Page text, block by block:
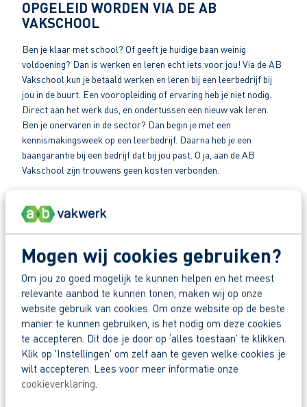
Mogen wij cookies gebruiken?
Om jou zo goed mogelijk te kunnen helpen en het meest
relevante aanbod te kunnen tonen, maken wij op onze
website gebruik van cookies. Om onze website op de beste
manier te kunnen gebruiken, is het nodig om deze cookies
te accepteren. Dit doe je door op ‘alles toestaan’ te klikken.
Klik op 'Instellingen' om zelf aan te geven welke cookies je
wilt accepteren. Lees voor meer informatie onze
cookieverklaring.
OPGELEID WORDEN VIA DE AB
VAKSCHOOL
Ben je klaar met school? Of geeft je huidige baan weinig
voldoening? Dan is werken en leren echt iets voor jou! Via de AB
Vakschool kun je betaald werken en leren bij een leerbedrijf bij
jou in de buurt. Een vooropleiding of ervaring heb je niet nodig.
Direct aan het werk dus, en ondertussen een nieuw vak leren.
Ben je onervaren in de sector? Dan begin je met een
kennismakingsweek op een leerbedrijf. Daarna heb je een
baangarantie bij een bedrijf dat bij jou past. O ja, aan de AB
Vakschool zijn trouwens geen kosten verbonden.
EEN BAAN IN DE BLOEMBOLLEN
Het telen van bloembollen is precies werk. Voor
gewasbescherming, beoordeling, selectie en het ontwikkelen van
nieuwe teeltmethoden zijn vakmensen nodig. Werknemers met
verstand van zaken die op een duurzame en verantwoorde wijze
bloemen tot bloei laten komen. Ook zo’n Vakwerker worden? Via
de AB Vakschool word je snel opgeleid voor een gave baan
tussen de bloembollen. Een spannende sector met veel
werkgelegenheid. Lekker afwisselend werk, soms in de
buitenlucht, soms op de productievloer. En als je wilt, kun je
doorgroeien of je verder specialiseren.